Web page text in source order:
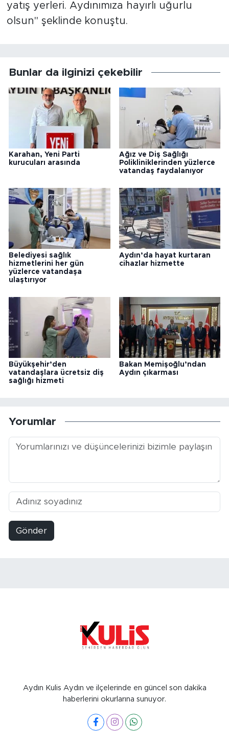
yatış yerleri. Aydınımıza hayırlı uğurlu
olsun" şeklinde konuştu.
Bunlar da ilginizi çekebilir
Karahan, Yeni Parti
kurucuları arasında
Ağız ve Diş Sağlığı
Polikliniklerinden yüzlerce
vatandaş faydalanıyor
Belediyesi sağlık
hizmetlerini her gün
yüzlerce vatandaşa
ulaştırıyor
Aydın’da hayat kurtaran
cihazlar hizmette
Büyükşehir’den
vatandaşlara ücretsiz diş
sağlığı hizmeti
Bakan Memişoğlu’ndan
Aydın çıkarması
Yorumlar
Gönder
Aydın Kulis Aydın ve ilçelerinde en güncel son dakika
haberlerini okurlarına sunuyor.